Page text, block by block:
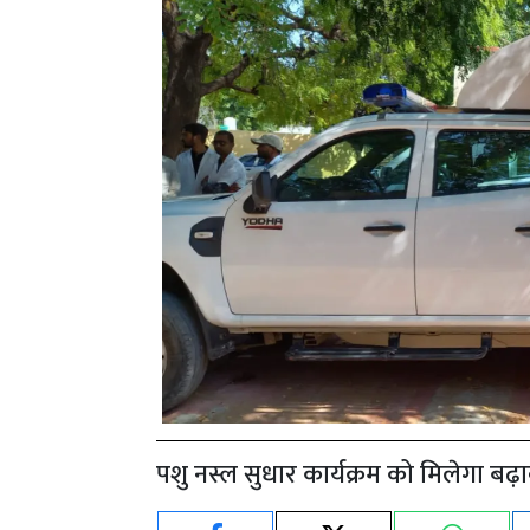
पशु नस्ल सुधार कार्यक्रम को मिलेगा